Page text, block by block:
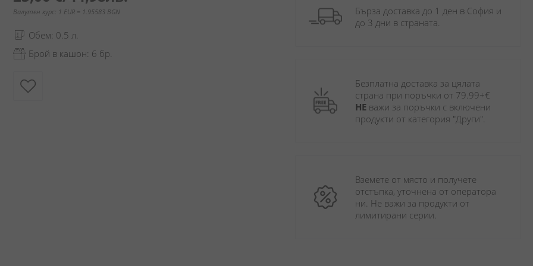
Валутен курс: 1 EUR = 1.95583 BGN
Обем: 0.5 л.
Брой в кашон: 6 бр.
Бърза доставка до 1 ден в София и
до 3 дни в страната.
Безплатна доставка за цялата
НЕ важи за поръчки с включени
продукти от категория "Други".
Вземете от място и получете
отстъпка, уточнена от оператора
ни. Не важи за продукти от
лимитирани серии.